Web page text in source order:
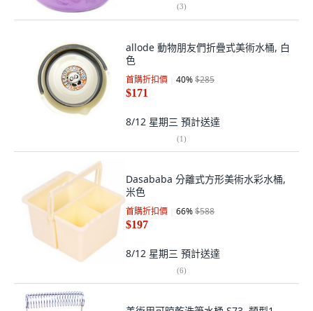
(3)
allode 動物朋友們折疊式美術水桶, 白
色
首購折扣價 40%$285
$171
8/12 星期三 預計送達
(1)
Dasababa 分離式方形美術水彩水桶,
米色
首購折扣價 66%$588
$197
8/12 星期三 預計送達
(6)